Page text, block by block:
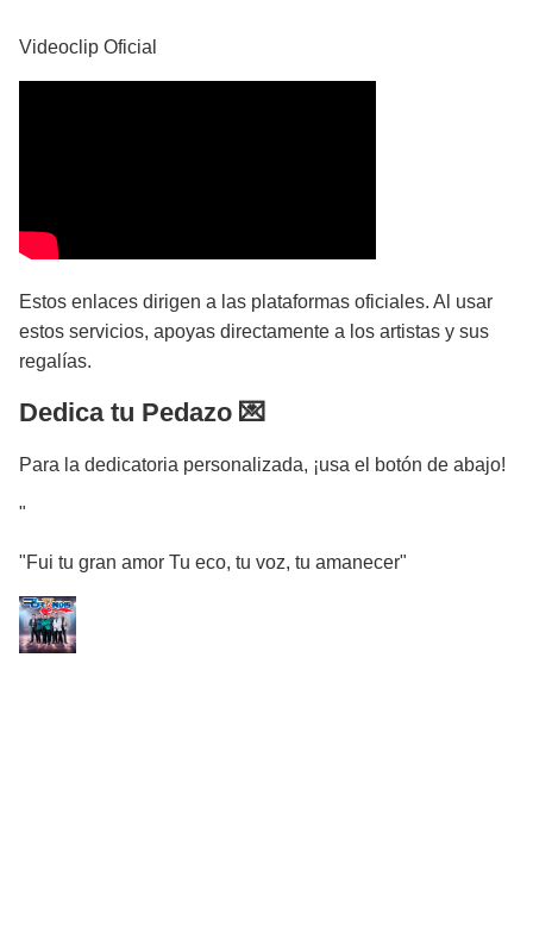
Videoclip Oficial
Estos enlaces dirigen a las plataformas oficiales. Al usar
estos servicios, apoyas directamente a los artistas y sus
regalías.
Dedica tu Pedazo 💌
Para la dedicatoria personalizada, ¡usa el botón de abajo!
"
"Fui tu gran amor Tu eco, tu voz, tu amanecer"